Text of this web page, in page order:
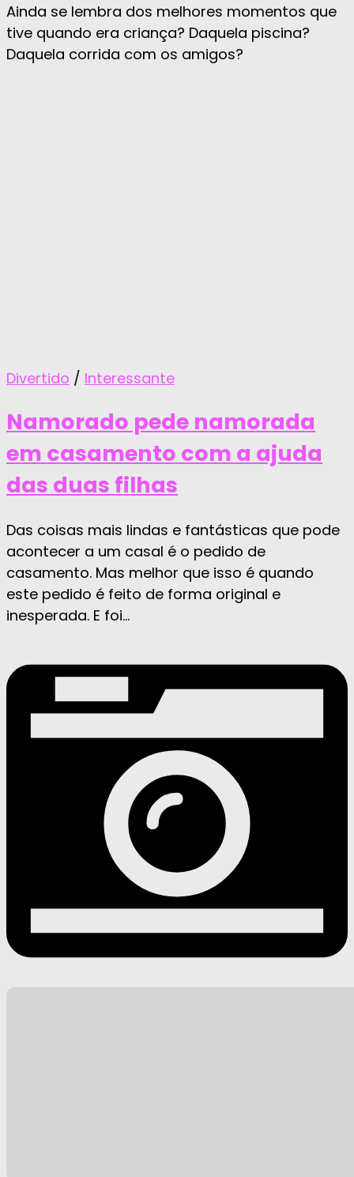
Ainda se lembra dos melhores momentos que
tive quando era criança? Daquela piscina?
Daquela corrida com os amigos?
Divertido / Interessante
Namorado pede namorada
em casamento com a ajuda
das duas filhas
Das coisas mais lindas e fantásticas que pode
acontecer a um casal é o pedido de
casamento. Mas melhor que isso é quando
este pedido é feito de forma original e
inesperada. E foi...